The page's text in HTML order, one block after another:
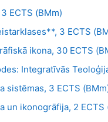
ECTS (BMm)
3 ECTS
ikona, 30 ECTS
Integratīvās
sistēmas, 3 ECTS
un ikonogrāfija, 2 ECTS